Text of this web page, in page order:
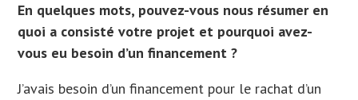
En quelques mots, pouvez-vous nous résumer en
quoi a consisté votre projet et pourquoi avez-
vous eu besoin d’un financement ?
J’avais besoin d’un financement pour le rachat d’un